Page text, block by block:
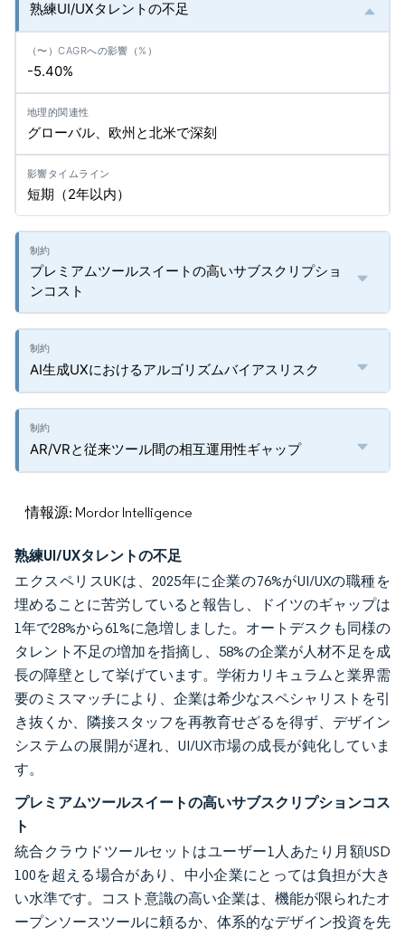
熟練UI/UXタレントの不足
-5.40%
グローバル、欧州と北米で深刻
短期（2年以内）
プレミアムツールスイートの高いサブスクリプショ
ンコスト
AI生成UXにおけるアルゴリズムバイアスリスク
AR/VRと従来ツール間の相互運用性ギャップ
情報源: Mordor Intelligence
熟練UI/UXタレントの不足
エクスペリスUKは、2025年に企業の76%がUI/UXの職種を
埋めることに苦労していると報告し、ドイツのギャップは
1年で28%から61%に急増しました。オートデスクも同様の
タレント不足の増加を指摘し、58%の企業が人材不足を成
長の障壁として挙げています。学術カリキュラムと業界需
要のミスマッチにより、企業は希少なスペシャリストを引
き抜くか、隣接スタッフを再教育せざるを得ず、デザイン
システムの展開が遅れ、UI/UX市場の成長が鈍化していま
す。
プレミアムツールスイートの高いサブスクリプションコス
ト
統合クラウドツールセットはユーザー1人あたり月額USD
100を超える場合があり、中小企業にとっては負担が大き
い水準です。コスト意識の高い企業は、機能が限られたオ
ープンソースツールに頼るか、体系的なデザイン投資を先